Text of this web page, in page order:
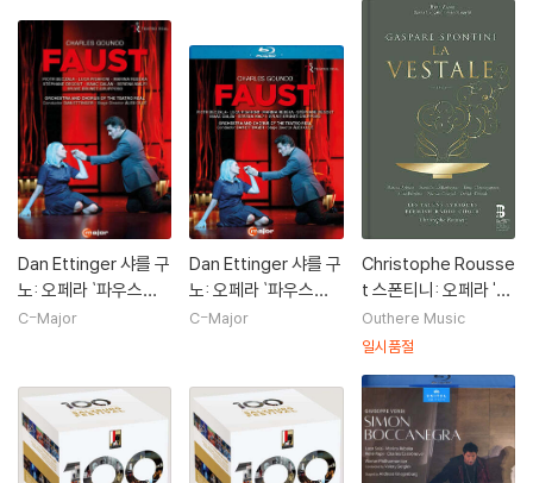
Dan Ettinger 샤를 구
노: 오페라 `파우스트`
(Charles Gounod:
C-Major
Dan Ettinger 샤를 구
노: 오페라 `파우스트`
Charles Gounod: O
C-Major
Christophe Rousse
t 스폰티니: 오페라 '베
스타의 무녀' 전곡 (Sp
ontini: La vestale)
Outhere Music
일시품절